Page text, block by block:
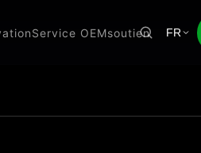
Service OEMsoutien FR